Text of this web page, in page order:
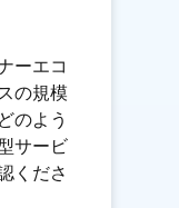
ーエコ
の規模
のよう
サービ
くださ